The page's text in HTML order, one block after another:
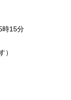
時15分
）